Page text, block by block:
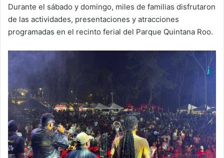
Durante el sábado y domingo, miles de familias disfrutaron
de las actividades, presentaciones y atracciones
programadas en el recinto ferial del Parque Quintana Roo.